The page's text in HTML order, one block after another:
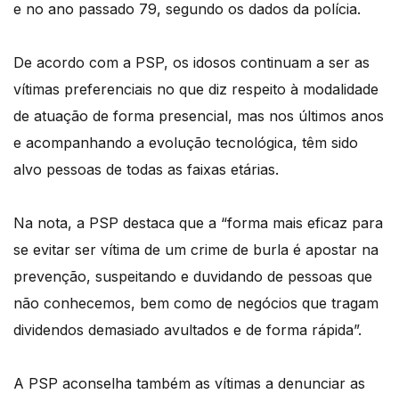
e no ano passado 79, segundo os dados da polícia.
De acordo com a PSP, os idosos continuam a ser as
vítimas preferenciais no que diz respeito à modalidade
de atuação de forma presencial, mas nos últimos anos
e acompanhando a evolução tecnológica, têm sido
alvo pessoas de todas as faixas etárias.
Na nota, a PSP destaca que a “forma mais eficaz para
se evitar ser vítima de um crime de burla é apostar na
prevenção, suspeitando e duvidando de pessoas que
não conhecemos, bem como de negócios que tragam
dividendos demasiado avultados e de forma rápida”.
A PSP aconselha também as vítimas a denunciar as